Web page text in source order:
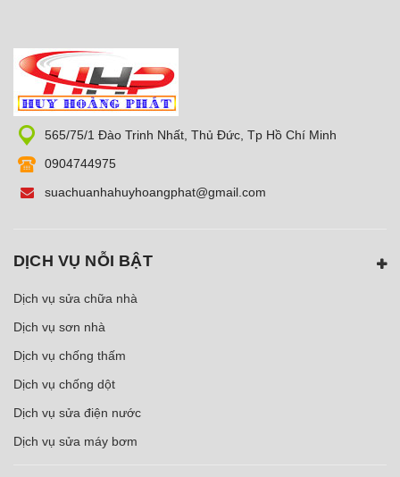
565/75/1 Đào Trinh Nhất, Thủ Đức, Tp Hồ Chí Minh
0904744975
suachuanhahuyhoangphat@gmail.com
DỊCH VỤ NỖI BẬT
Dịch vụ sửa chữa nhà
Dịch vụ sơn nhà
Dịch vụ chống thấm
Dịch vụ chống dột
Dịch vụ sửa điện nước
Dịch vụ sửa máy bơm